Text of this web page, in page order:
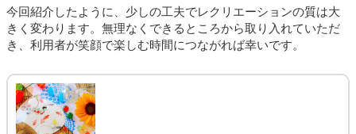
今回紹介したように、少しの工夫でレクリエーションの質は大
きく変わります。無理なくできるところから取り入れていただ
き、利用者が笑顔で楽しむ時間につながれば幸いです。